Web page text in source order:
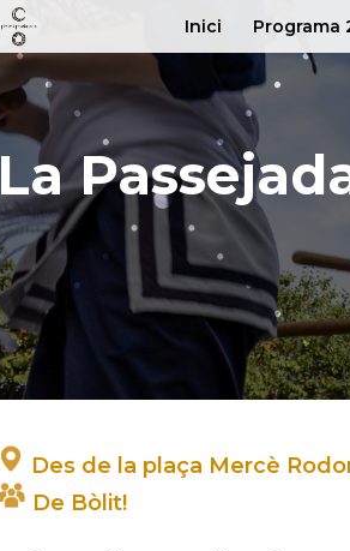
Inici Programa
La
Des de la plaça Mercè
De Bòlit!